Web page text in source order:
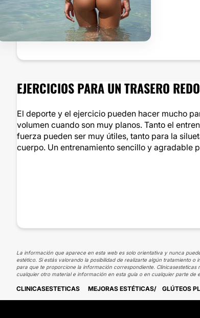
EJERCICIOS PARA UN TRASERO
El deporte y el ejercicio pueden hacer mucho
volumen cuando son muy planos. Tanto el
fuerza pueden ser muy útiles, tanto para la
cuerpo. Un entrenamiento sencillo y agradable
La información que aparece en esta web es solo orientativa y nunca
estético. Si estás valorando la posibilidad de realizarte algún tratamiento
para que te proporcione la información correspondiente.
cualquier otro material e información en esta guía o en cualquier parte de
CLINICASESTETICAS MEJORAS ESTÉTICAS GLÚTEOS